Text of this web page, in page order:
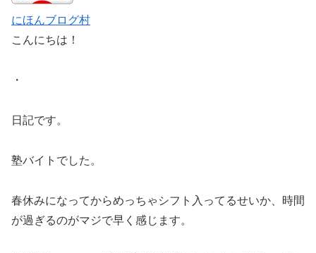
にほんブログ村
こんにちは！
・
日記です。
塾バイトでした。
春休みになってからめっちゃシフト入ってるせいか、時間
が過ぎるのがマジで早く感じます。